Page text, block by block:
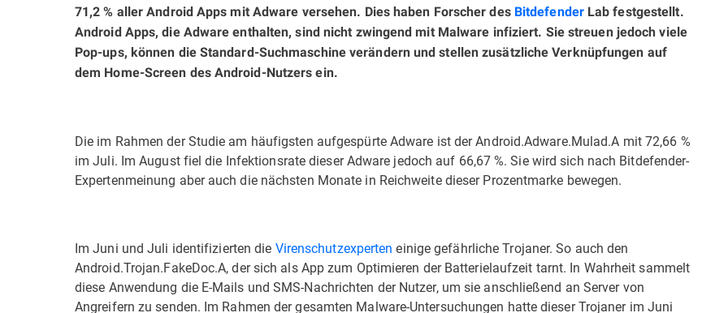
71,2 % aller Android Apps mit Adware versehen. Dies haben Forscher des BitdefenderLab festgestellt.
Android Apps, die Adware enthalten, sind nicht zwingend mit Malware infiziert. Sie streuen jedoch viele
Pop-ups, können die Standard-Suchmaschine verändern und stellen zusätzliche Verknüpfungen auf
dem Home-Screen des Android-Nutzers ein.
Die im Rahmen der Studie am häufigsten aufgespürte Adware ist der Android.Adware.Mulad.A mit 72,66 %
im Juli. Im August fiel die Infektionsrate dieser Adware jedoch auf 66,67 %. Sie wird sich nach Bitdefender-
Expertenmeinung aber auch die nächsten Monate in Reichweite dieser Prozentmarke bewegen.
Im Juni und Juli identifizierten die Virenschutzexperten einige gefährliche Trojaner. So auch den
Android.Trojan.FakeDoc.A, der sich als App zum Optimieren der Batterielaufzeit tarnt. In Wahrheit sammelt
diese Anwendung die E-Mails und SMS-Nachrichten der Nutzer, um sie anschließend an Server von
Angreifern zu senden. Im Rahmen der gesamten Malware-Untersuchungen hatte dieser Trojaner im Juni